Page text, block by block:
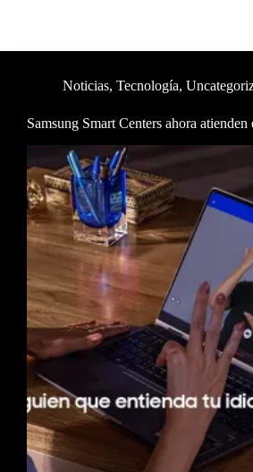
Noticias, Tecnología,
Samsung Smart Centers ahora